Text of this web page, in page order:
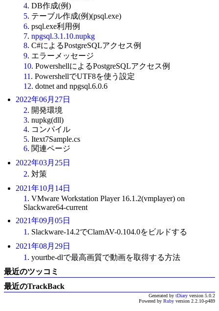
4. DB作成(例)
5. テーブル作成(例)(psql.exe)
6. psql.exe利用例
7. npgsql.3.1.10.nupkg
8. C#によるPostgreSQLアクセス例
9. エラーメッセージ
10. PowershellによるPostgreSQLアクセス例
11 . PowershellでUTF8を使う設定
12. dotnet and npgsql.6.0.6
2022年06月27日
2. 開発環境
3. nupkg(dll)
4. コンパイル
5. Itext7Sample.cs
6. 関連ページ
2022年03月25日
2. 対策
2021年10月14日
1. VMware Workstation Player 16.1.2(vmplayer) on
Slackware64-current
2021年09月05日
1 . Slackware-14.2でClamAV-0.104.0をビルドする
2021年08月29日
1 . yourtbe-dlで最高画質で動画を取得する方法
最近のツッコミ
最近のTrackBack
Generated by tDiary version 5.0.2
Powered by Ruby version 2.2.10-p489